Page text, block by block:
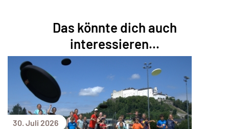
Das könnte dich auch
interessieren...
30. Juli 2026